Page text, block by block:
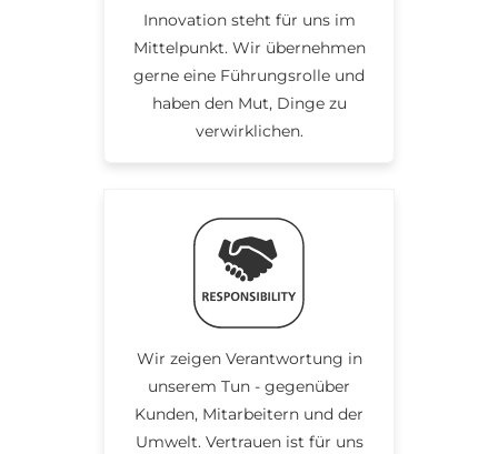
Innovation steht für uns im
Mittelpunkt. Wir übernehmen
gerne eine Führungsrolle und
haben den Mut, Dinge zu
verwirklichen.
Wir zeigen Verantwortung in
unserem Tun - gegenüber
Kunden, Mitarbeitern und der
Umwelt. Vertrauen ist für uns